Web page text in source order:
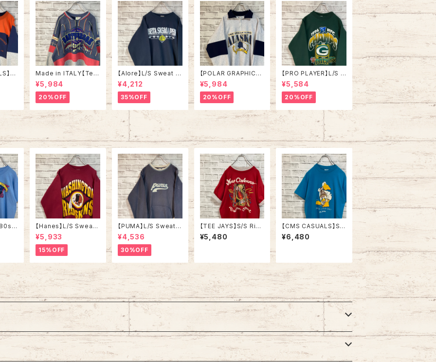
】S
ロゴ
ット
Made in ITALY【Teq
uila Boom】L/S Swe
at/Trainer XL 90s ハ
ーフジップスウェット ト
レーナー マルチカラー
レーシング イタリア製
Euro ユーロ 古着
¥5,984
20%OFF
【Alore】L/S Sweat L
Made in USA 90s 社
交クラブ プロモーショ
ン スウェット トレーナー
USA製 vintage ヴィン
テージ アメリカ USA
古着
¥4,212
35%OFF
【POLAR GRAPHICS】
L/S HalfZip Sweat X
L Made in USA 90s
“ALASKA” スーベニア
ハーフジップスウェット
トレーナー アラスカ お
土産モノ vintage ヴィ
ンテージ アメリカ USA
¥5,984
20%OFF
【PRO PLAYER】L/S S
weat L相当 90s Mad
e in USA “PACKERS”
NFL チームモノ スウェ
ット トレーナー USA製
チームロゴ 1996 CHA
MPS 優勝記念 深緑 ア
メリカ USA 古着
¥5,584
20%OFF
着
【Hanes】L/S Sweat
L相当 90s “ WASHIN
GTON REDSKINS” N
FL チームモノ スウェッ
ト トレーナー チームロ
ゴ ワシントン レッドスキ
ンズ ボルドー ワインレ
ッド アメリカ USA 古着
¥5,933
15%OFF
【PUMA】L/S Sweat L
相当 Made in BULGA
RIA プーマ スウェット
トレーナー ブルガリア
製 ユーロ ヨーロッパ
古着
¥4,536
30%OFF
【TEE JAYS】S/S Ring
er like Tee XL 90s
Made in USA “Bourb
ド Tシャツ ニューオー
リンズ バーボンストリー
ト JAZZ 楽器 アルコー
ル ヴィンテージ シング
ルステッチ アメリカ US
A レトロ 古着
¥5,480
【CMS CASUALS】S/
S Tee L 80s-90s M
ade in USA “DUCK L
ル ビール アルコール ヴ
ィンテージ シングルス
テッチ アメリカ USA レ
トロ 古着
¥6,480